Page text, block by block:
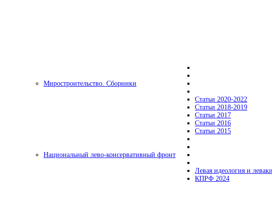
Миростроительство. Сборники
Статьи 2020-2022
Статьи 2018-2019
Статьи 2017
Статьи 2016
Статьи 2015
Национальный лево-консервативный фронт
Левая идеология и леваки
КПРФ 2024